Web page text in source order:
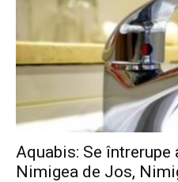
Aquabis: Se întrerupe
Nimigea de Jos,